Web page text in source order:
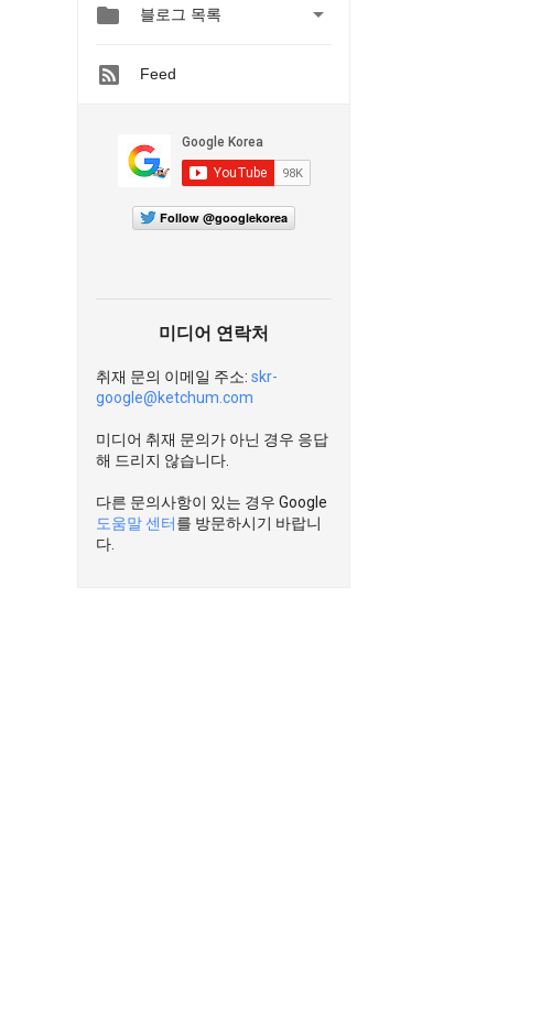
 블로그 목록 
Feed
Follow @googlekorea
미디어 연락처
취재 문의 이메일 주소: skr-
google@ketchum.com
미디어 취재 문의가 아닌 경우 응답
해 드리지 않습니다.
다른 문의사항이 있는 경우 Google
도움말 센터를 방문하시기 바랍니
다.